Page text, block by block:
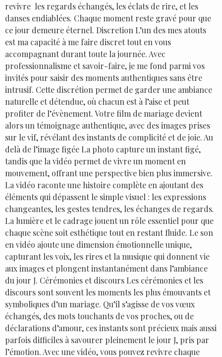
revivre les regards échangés, les éclats de rire, et les
danses endiablées. Chaque moment reste gravé pour que
ce jour demeure éternel. Discretion L’un des mes atouts
est ma capacité à me faire discret tout en vous
accompagnant durant toute la journée. Avec
professionnalisme et savoir-faire, je me fond parmi vos
invités pour saisir des moments authentiques sans être
intrusif. Cette discrétion permet de garder une ambiance
naturelle et détendue, où chacun est à l’aise et peut
profiter de l’évènement. Votre film de mariage devient
alors un témoignage authentique, avec des images prises
sur le vif, révélant des instants de complicité et de joie. Au
delà de l’image figée La photo capture un instant figé,
tandis que la vidéo permet de vivre un moment en
mouvement, offrant une perspective bien plus immersive.
La vidéo raconte une histoire complète en ajoutant des
éléments qui dépassent le simple visuel : les expressions
changeantes, les gestes tendres, les échanges de regards.
La lumière et le cadrage jouent un rôle essentiel pour que
chaque scène soit esthétique tout en restant fluide. Le son
en vidéo ajoute une dimension émotionnelle unique,
capturant les voix, les rires et la musique qui donnent vie
aux images et plongent instantanément dans l’ambiance
du jour J. Cérémonies et discours Les cérémonies et les
discours sont souvent les moments les plus émouvants et
symboliques d’un mariage. Qu’il s’agisse de vos vœux
échangés, des mots touchants de vos proches, ou de
déclarations d’amour, ces instants sont précieux mais aussi
parfois difficiles à savourer pleinement le jour J, pris par
l’émotion. Avec une vidéo, vous pouvez revivre chaque